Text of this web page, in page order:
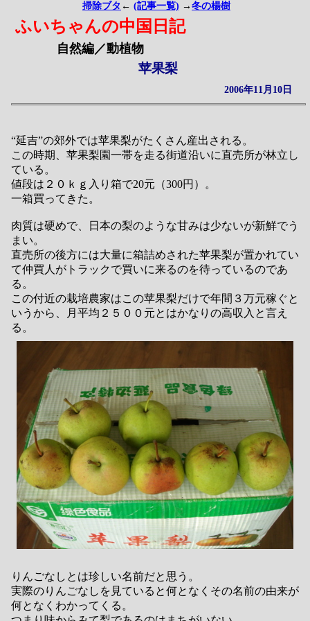
掃除ブタ ← (記事一覧) → 冬の楊樹
ふいちゃんの中国日記
自然編／動植物
苹果梨
2006年11月10日
“延吉”の郊外では苹果梨がたくさん産出される。
この時期、苹果梨園一帯を走る街道沿いに直売所が林立し
ている。
値段は２０ｋｇ入り箱で20元（300円）。
一箱買ってきた。
肉質は硬めで、日本の梨のような甘みは少ないが新鮮でう
まい。
直売所の後方には大量に箱詰めされた苹果梨が置かれてい
て仲買人がトラックで買いに来るのを待っているのであ
る。
この付近の栽培農家はこの苹果梨だけで年間３万元稼ぐと
いうから、月平均２５００元とはかなりの高収入と言え
る。
りんごなしとは珍しい名前だと思う。
実際のりんごなしを見ていると何となくその名前の由来が
何となくわかってくる。